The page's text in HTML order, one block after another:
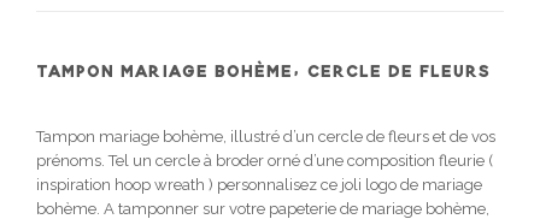
TAMPON MARIAGE BOHÈME, CERCLE DE FLEURS
Tampon mariage bohème, illustré d’un cercle de fleurs et de vos
prénoms. Tel un cercle à broder orné d’une composition fleurie (
inspiration hoop wreath ) personnalisez ce joli logo de mariage
bohème. A tamponner sur votre papeterie de mariage bohème,